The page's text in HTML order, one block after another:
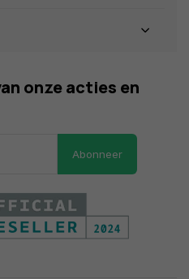
onze acties en
Abonneer